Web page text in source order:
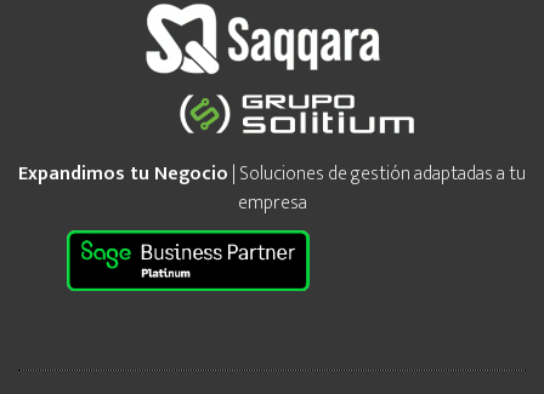
Expandimos tu Negocio| Soluciones de gestión adaptadas a tu
empresa